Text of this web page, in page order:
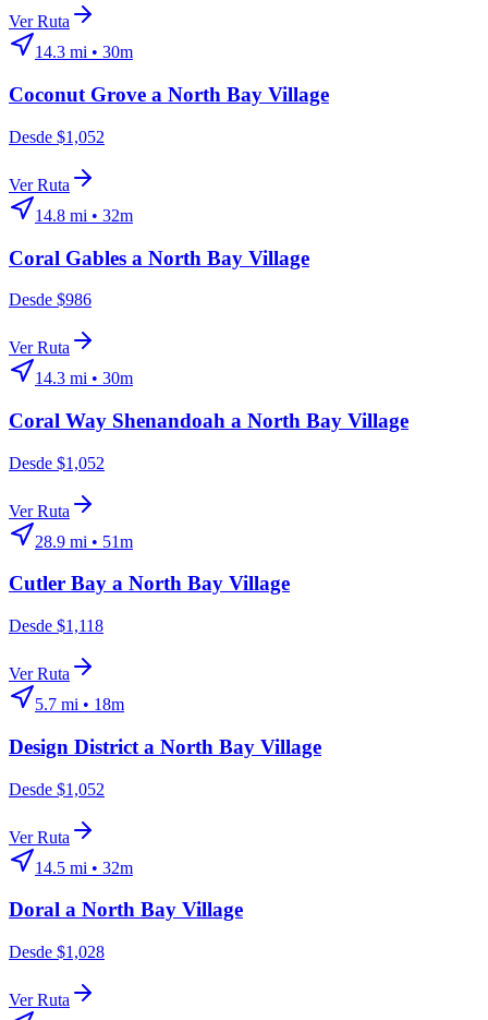
Ver Ruta
14.3 mi • 30m
Coconut Grove a North Bay Village
Desde $1,052
Ver Ruta
14.8 mi • 32m
Coral Gables a North Bay Village
Desde $986
Ver Ruta
14.3 mi • 30m
Coral Way Shenandoah a North Bay Village
Desde $1,052
Ver Ruta
28.9 mi • 51m
Cutler Bay a North Bay Village
Desde $1,118
Ver Ruta
5.7 mi • 18m
Design District a North Bay Village
Desde $1,052
Ver Ruta
14.5 mi • 32m
Doral a North Bay Village
Desde $1,028
Ver Ruta